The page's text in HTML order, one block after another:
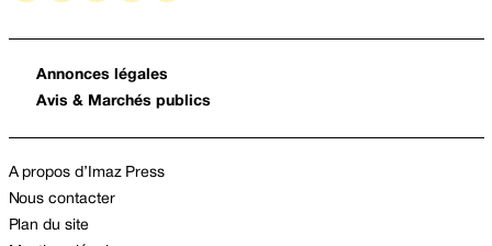
Annonces légales
Avis & Marchés publics
A propos d’Imaz Press
Nous contacter
Plan du site